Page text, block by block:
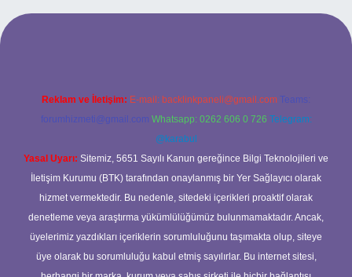
casino
Reklam ve İletişim: E-mail: backlinkpaneli@gmail.com Teams:
forumhizmeti@gmail.com Whatsapp: 0262 606 0 726 Telegram:
@karabul
Yasal Uyarı: Sitemiz, 5651 Sayılı Kanun gereğince Bilgi Teknolojileri ve
İletişim Kurumu (BTK) tarafından onaylanmış bir Yer Sağlayıcı olarak
hizmet vermektedir. Bu nedenle, sitedeki içerikleri proaktif olarak
denetleme veya araştırma yükümlülüğümüz bulunmamaktadır. Ancak,
üyelerimiz yazdıkları içeriklerin sorumluluğunu taşımakta olup, siteye
üye olarak bu sorumluluğu kabul etmiş sayılırlar. Bu internet sitesi,